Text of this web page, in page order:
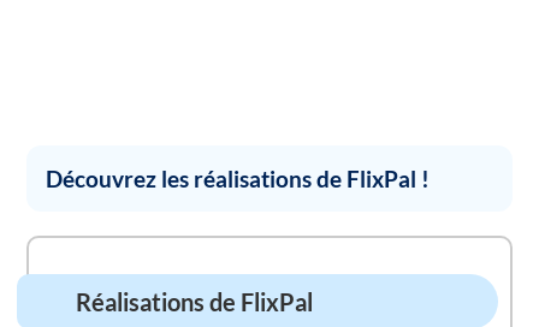
Découvrez les réalisations de FlixPal !
Réalisations de FlixPal